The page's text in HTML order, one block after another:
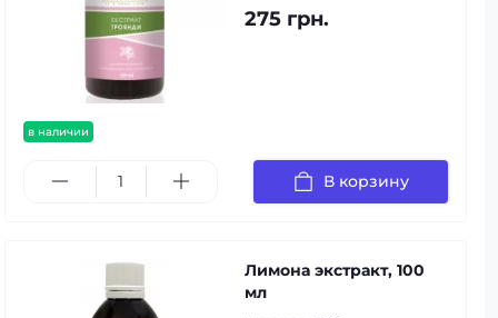
в наличии
275 грн.
В корзину
Лимона экстракт, 100
мл